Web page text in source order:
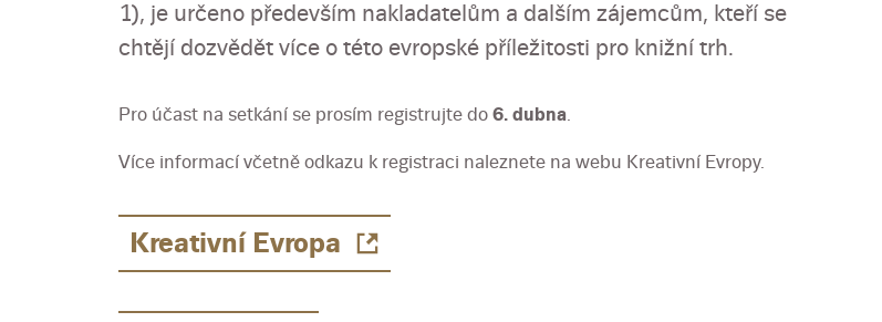
1), je určeno především nakladatelům a dalším zájemcům, kteří se
chtějí dozvědět více o této evropské příležitosti pro knižní trh.
Pro účast na setkání se prosím registrujte do 6. dubna
Více informací včetně odkazu k registraci naleznete na webu Kreativní Evropy.
Kreativní Evropa